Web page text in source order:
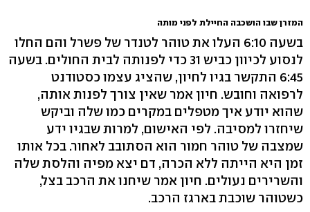
המזרן שבו הושכבה החיילת לפני מותה
בשעה 6:10 העלו את טוהר לטנדר של פשרל והם החלו
לנסוע לכיוון כביש 31 כדי לפנותה לבית החולים. בשעה
6:45 התקשר בגיו לחיון, שהציג עצמו כסטודנט
לרפואה וחובש. חיון אמר שאין צורך לפנות אותה,
שהוא יודע איך מטפלים במקרים כמו שלה וביקש
שיחזרו למסיבה. לפי האישום, למרות שבגיו ידע
שמצבה של טוהר חמור הוא הסתובב לאחור. בכל אותו
זמן היא הייתה ללא הכרה, דם יצא מפיה והלסת שלה
והשרירים נעולים. חיון אמר שיחנו את הרכב בצל,
כשטוהר שוכבת בארגז הרכב.